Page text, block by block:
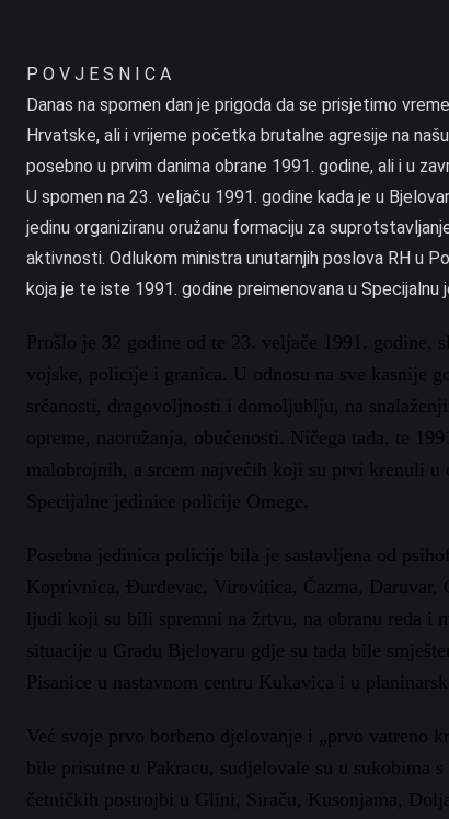
P O V J E S N I C A
Danas na spomen dan je prigoda da se prisjetimo
Hrvatske, ali i vrijeme početka brutalne agresije na
posebno u prvim danima obrane 1991. godine, ali i u
U spomen na 23. veljaču 1991. godine kada je u
jedinu organiziranu oružanu formaciju za
aktivnosti. Odlukom ministra unutarnjih poslova RH u
koja je te iste 1991. godine preimenovana u Specijalnu
Prošlo je 32 godine od te 23. veljače 1991. godine,
vojske, policije i granica. U odnosu na sve kasnije
srčanosti, dragovoljnosti i domoljublju, na
opreme, naoružanja, obučenosti. Ničega tada, te
malobrojnih, a srcem najvećih koji su prvi krenuli
Specijalne jedinice policije Omege.
Posebna jedinica policije bila je sastavljena od
Koprivnica, Đurđevac, Virovitica, Čazma, Daruvar,
ljudi koji su bili spremni na žrtvu, na obranu reda i
situacije u Gradu Bjelovaru gdje su tada bile
Pisanice u nastavnom centru Kukavica i u
Već svoje prvo borbeno djelovanje i „prvo vatreno
bile prisutne u Pakracu, sudjelovale su u sukobima
četničkih postrojbi u Glini, Siraču, Kusonjama,